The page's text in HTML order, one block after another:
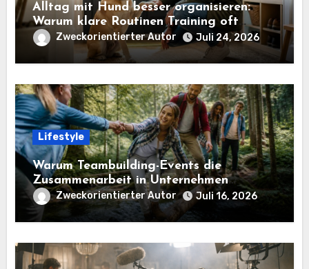
Alltag mit Hund besser organisieren:
Warum klare Routinen Training oft
leichter machen
Zweckorientierter Autor Juli 24, 2026
Lifestyle
Warum Teambuilding-Events die
Zusammenarbeit in Unternehmen
stärkenZweckorientierter Autor Juli 16, 2026